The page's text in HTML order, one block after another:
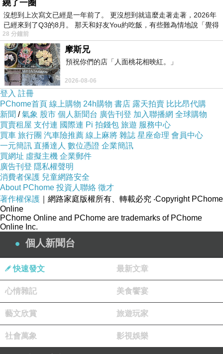
動物醫院助理培訓-獸醫助理課程-寵物照護產業趨勢與角
色詹翔霖副教授企業課程
下一篇：吸引力法則運用量子纏結來心想事成-詹翔霖
繞了一圈
沒想到上次寫文已經是一年前了。 更沒想到就這麼走著走著，2026年
已經來到了Q3的8月。 那天和好友You約吃飯，有些難為情地說「覺得
28 分鐘前
摩斯兄
預祝你們的店「人面桃花相映紅。」
2026-08-06
登入 註冊
PChome首頁 線上購物 24h購物 書店 露天拍賣 比比昂代購
新聞 /氣象 股市 個人新聞台 廣告刊登 加入聯播網 全球購物
買賣租屋 支付連 國際連 Pi 拍錢包 旅遊 服務中心
買車 旅行團 汽車險推薦 線上麻將 雜誌 星座命理 會員中心
一元簡訊 直播達人 數位憑證 企業簡訊
買網址 虛擬主機 企業郵件
廣告刊登 隱私權聲明
消費者保護 兒童網路安全
About PChome 投資人聯絡 徵才
著作權保護 ｜網路家庭版權所有、轉載必究 ‧Copyright PChome
Online
PChome Online and PChome are trademarks of PChome
Online Inc.
個人新聞台
快速發文 最新文章
心情雜記 美食饗宴
藝文欣賞 旅遊玩家
社會萬象 影視娛樂